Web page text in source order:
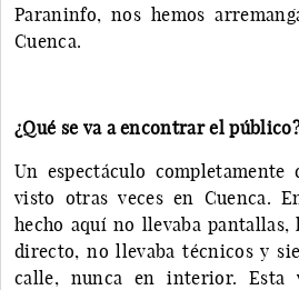
Paraninfo, nos hemos
Cuenca.
¿Qué se va a encontrar el público?
Un espectáculo
visto otras veces en Cuenca.
hecho aquí no llevaba
directo, no llevaba técnicos y
calle, nunca en interior. Esta